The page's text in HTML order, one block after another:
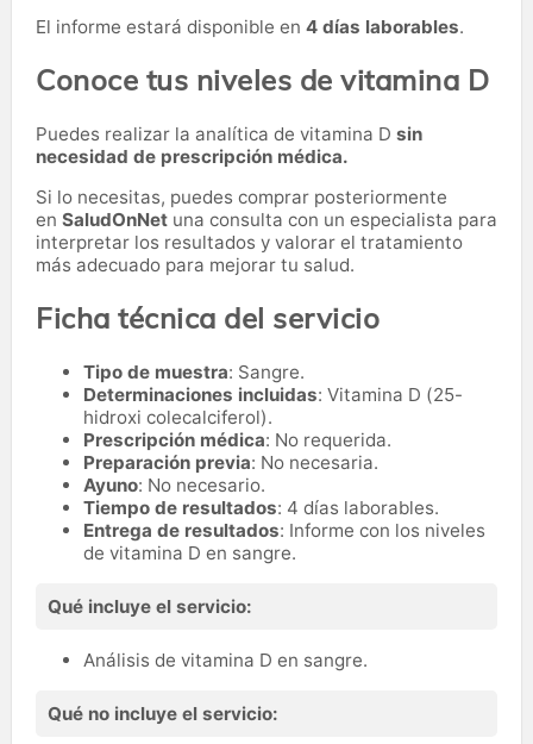
El informe estará disponible en 4 días laborables.
Conoce tus niveles de vitamina D
Puedes realizar la analítica de vitamina D sin
necesidad de prescripción médica.
Si lo necesitas, puedes comprar posteriormente
en SaludOnNet una consulta con un especialista para
interpretar los resultados y valorar el tratamiento
más adecuado para mejorar tu salud.
Ficha técnica del servicio
Tipo de muestra: Sangre.
Determinaciones incluidas: Vitamina D (25-
hidroxi colecalciferol).
Prescripción médica: No requerida.
Preparación previa: No necesaria.
Ayuno: No necesario.
Tiempo de resultados: 4 días laborables.
Entrega de resultados: Informe con los niveles
de vitamina D en sangre.
Qué incluye el servicio:
Análisis de vitamina D en sangre.
Qué no incluye el servicio: